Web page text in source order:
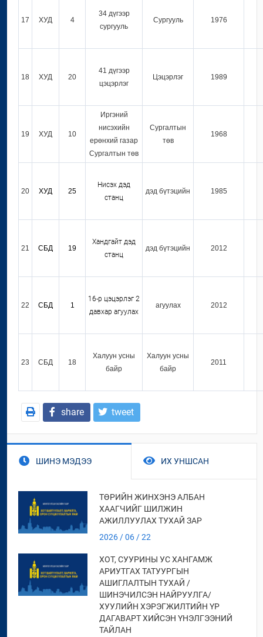
17 ХУД 4
34 дүгээр
сургууль
Сургууль 1976
18 ХУД 20
41 дүгээр
цэцэрлэг
Цэцэрлэг 1989
19 ХУД 10
Иргэний
нисэхийн
ерөнхий газар
Сургалтын төв
Сургалтын
төв
1968
20 ХУД 25
Нисэх дэд
станц
дэд бүтэцийн 1985
21 СБД 19
Хандгайт дэд
станц
дэд бүтэцийн 2012
22 СБД 1
16-р цэцэрлэг 2
давхар агуулах
агуулах 2012
23 СБД 18
Халуун усны
байр
Халуун усны
байр
2011
share tweet
ШИНЭ МЭДЭЭ ИХ УНШСАН
ТӨРИЙН ЖИНХЭНЭ АЛБАН
ХААГЧИЙГ ШИЛЖИН
АЖИЛЛУУЛАХ ТУХАЙ ЗАР
2026 / 06 / 22
ХОТ, СУУРИНЫ УС ХАНГАМЖ
АРИУТГАХ ТАТУУРГЫН
АШИГЛАЛТЫН ТУХАЙ /
ШИНЭЧИЛСЭН НАЙРУУЛГА/
ХУУЛИЙН ХЭРЭГЖИЛТИЙН ҮР
ДАГАВАРТ ХИЙСЭН ҮНЭЛГЭЭНИЙ
ТАЙЛАН